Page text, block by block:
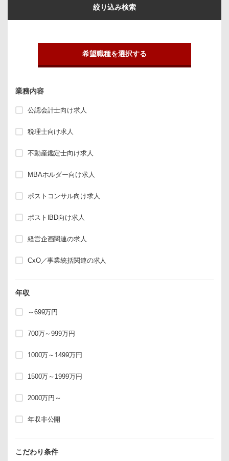
絞り込み検索
希望職種を選択する
業務内容
公認会計士向け求人
税理士向け求人
不動産鑑定士向け求人
MBAホルダー向け求人
ポストコンサル向け求人
ポストIBD向け求人
経営企画関連の求人
CxO／事業統括関連の求人
年収
～699万円
700万～999万円
1000万～1499万円
1500万～1999万円
2000万円～
年収非公開
こだわり条件